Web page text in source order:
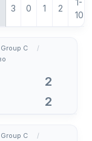
3 0 1 2
1-
10
Group C
2
2
Group C